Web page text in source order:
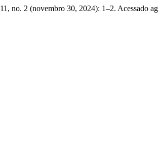
11, no. 2 (novembro 30, 2024): 1–2. Acessado